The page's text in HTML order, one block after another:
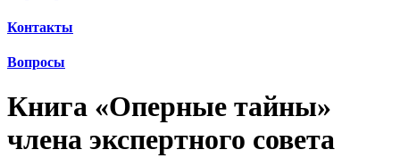
Контакты
Вопросы
Книга «Оперные тайны»
члена экспертного совета